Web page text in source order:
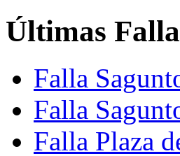
Últimas
Falla
Falla
Falla Plaza